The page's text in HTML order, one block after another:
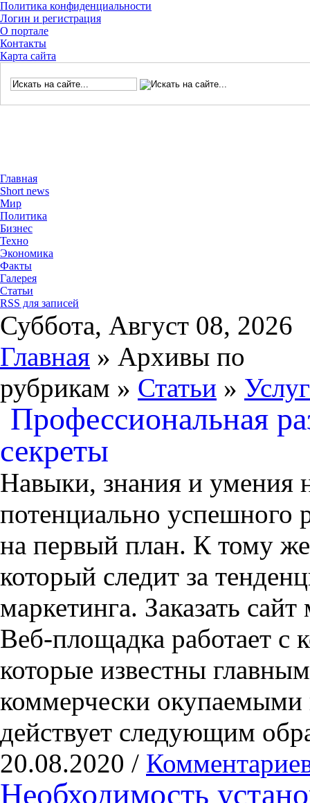
Политика конфиденциальности
Логин и регистрация
О портале
Контакты
Карта сайта
Главная
Short news
Мир
Политика
Бизнес
Техно
Экономика
Факты
Галерея
Статьи
RSS для записей
Суббота, Август 08, 2026
Главная » Архивы по
рубрикам » Статьи »
Профессиональная
секреты
Навыки, знания и умения
потенциально успешного
на первый план. К тому
который следит за
маркетинга. Заказать
Веб-площадка работает с
которые известны
коммерчески
действует следующим
20.08.2020 /
Необходимость